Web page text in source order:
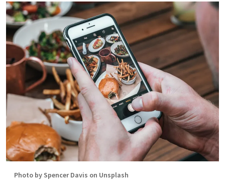
Photo by Spencer Davis on Unsplash